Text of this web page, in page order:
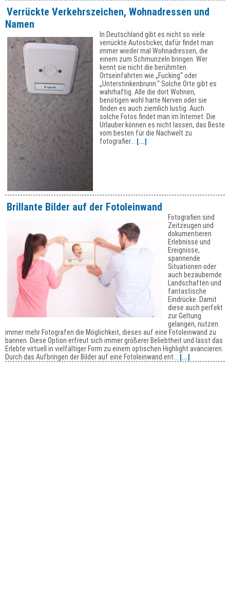
Verrückte Verkehrszeichen, Wohnadressen und
Namen
In Deutschland gibt es nicht so viele
verrückte Autosticker, dafür findet man
immer wieder mal Wohnadressen, die
einem zum Schmunzeln bringen. Wer
kennt sie nicht die berühmten
Ortseinfahrten wie „Fucking“ oder
„Unterstinkenbrunn.“ Solche Orte gibt es
wahrhaftig. Alle die dort Wohnen,
benötigen wohl harte Nerven oder sie
finden es auch ziemlich lustig. Auch
solche Fotos findet man im Internet. Die
Urlauber können es nicht lassen, das Beste
vom besten für die Nachwelt zu
fotografier...
[...]
Brillante Bilder auf der Fotoleinwand
Fotografien sind
Zeitzeugen und
dokumentieren
Erlebnisse und
Ereignisse,
spannende
Situationen oder
auch bezaubernde
Landschaften und
fantastische
Eindrücke. Damit
diese auch perfekt
zur Geltung
gelangen, nutzen
immer mehr Fotografen die Möglichkeit, dieses auf eine Fotoleinwand zu
bannen. Diese Option erfreut sich immer größerer Beliebtheit und lässt das
Erlebte virtuell in vielfältiger Form zu einem optischen Highlight avancieren.
Durch das Aufbringen der Bilder auf eine Fotoleinwand ent...
[...]